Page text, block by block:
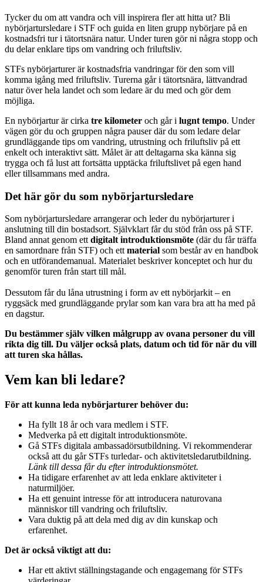
Tycker du om att vandra och vill inspirera fler att hitta ut? Bli
nybörjartursledare i STF och guida en liten grupp nybörjare på en
kostnadsfri tur i tätortsnära natur. Under turen gör ni några stopp och
du delar enklare tips om vandring och friluftsliv.
STFs nybörjarturer är kostnadsfria vandringar för den som vill
komma igång med friluftsliv. Turerna går i tätortsnära, lättvandrad
natur över hela landet och som ledare är du med och gör dem
möjliga.
En nybörjartur är cirka tre kilometer och går i lugnt tempo. Under
vägen gör du och gruppen några pauser där du som ledare delar
grundläggande tips om vandring, utrustning och friluftsliv på ett
enkelt och interaktivt sätt. Målet är att deltagarna ska känna sig
trygga och få lust att fortsätta upptäcka friluftslivet på egen hand
eller tillsammans med andra.
Det här gör du som nybörjartursledare
Som nybörjartursledare arrangerar och leder du nybörjarturer i
anslutning till din bostadsort. Självklart får du stöd från oss på STF.
Bland annat genom ett digitalt introduktionsmöte (där du får träffa
en samordnare från STF) och ett material som består av en handbok
och en utförandemanual. Materialet beskriver konceptet och hur du
genomför turen från start till mål.
Dessutom får du låna utrustning i form av ett nybörjarkit – en
ryggsäck med grundläggande prylar som kan vara bra att ha med på
en dagstur.
Du bestämmer själv vilken målgrupp av ovana personer du vill
rikta dig till. Du väljer också plats, datum och tid för när du vill
att turen ska hållas.
Vem kan bli ledare?
För att kunna leda nybörjarturer behöver du:
Ha fyllt 18 år och vara medlem i STF.
Medverka på ett digitalt introduktionsmöte.
Gå STFs digitala ambassadörsutbildning. Vi rekommenderar
också att du går STFs turledar- och aktivitetsledarutbildning.
Länk till dessa får du efter introduktionsmötet.
Ha tidigare erfarenhet av att leda enklare aktiviteter i
naturmiljöer.
Ha ett genuint intresse för att introducera naturovana
människor till vandring och friluftsliv.
Vara duktig på att dela med dig av din kunskap och
erfarenhet.
Det är också viktigt att du:
Har ett aktivt ställningstagande och engagemang för STFs